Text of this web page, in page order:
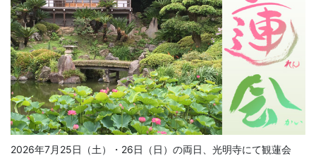
2026年7月25日（土）・26日（日）の両日、光明寺にて観蓮会